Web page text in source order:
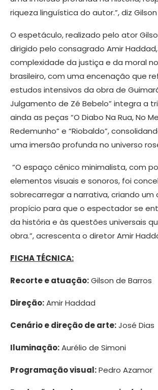
riqueza linguística do autor.”, diz
O espetáculo, realizado pelo ator
dirigido pelo consagrado Amir
complexidade da justiça e da moral
brasileiro, com uma encenação que
estudos intensivos da obra de
Julgamento de Zé Bebelo” integra a
ainda as peças “O Diabo Na Rua, No
Redemunho” e “Riobaldo”,
uma imersão profunda no universo
“O espaço cênico minimalista, com
elementos visuais e sonoros, foi
sobrecarregar a narrativa, criando um
propício para que o espectador se
da história e às questões universais
obra.”, acrescenta o diretor Amir
FICHA TÉCNICA:
Recorte e atuação:Gilson de Barros
Direção:Amir Haddad
Cenário e direção de arte:José Dias
Iluminação:Aurélio de Simoni
Programação visual:Pedro Azamor